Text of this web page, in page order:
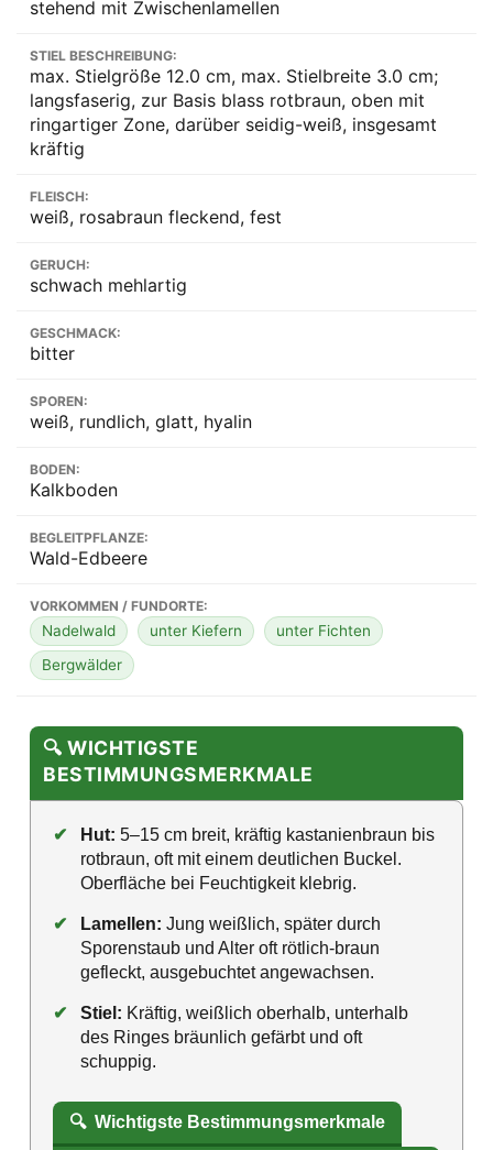
stehend mit Zwischenlamellen
STIEL BESCHREIBUNG:
max. Stielgröße 12.0 cm, max. Stielbreite 3.0 cm;
langsfaserig, zur Basis blass rotbraun, oben mit
ringartiger Zone, darüber seidig-weiß, insgesamt
kräftig
FLEISCH:
weiß, rosabraun fleckend, fest
GERUCH:
schwach mehlartig
GESCHMACK:
bitter
SPOREN:
weiß, rundlich, glatt, hyalin
BODEN:
Kalkboden
BEGLEITPFLANZE:
Wald-Edbeere
VORKOMMEN / FUNDORTE:
Nadelwald unter Kiefern
unter Fichten
Bergwälder
🔍 WICHTIGSTE
BESTIMMUNGSMERKMALE
✔ Hut: 5–15 cm breit, kräftig kastanienbraun bis
rotbraun, oft mit einem deutlichen Buckel.
Oberfläche bei Feuchtigkeit klebrig.
✔ Lamellen: Jung weißlich, später durch
Sporenstaub und Alter oft rötlich-braun
gefleckt, ausgebuchtet angewachsen.
✔ Stiel: Kräftig, weißlich oberhalb, unterhalb
des Ringes bräunlich gefärbt und oft
schuppig.
🔍 Wichtigste Bestimmungsmerkmale